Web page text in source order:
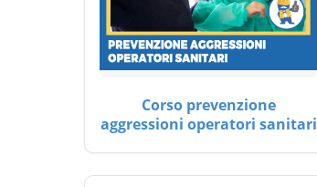
Corso prevenzione
aggressioni operatori sanitari